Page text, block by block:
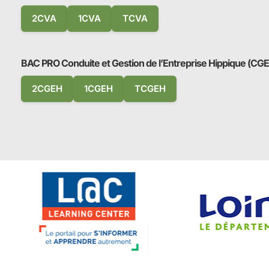
2CVA 1CVA TCVA
BAC PRO Conduite et Gestion de l’Entreprise Hippique
2CGEH 1CGEH TCGEH